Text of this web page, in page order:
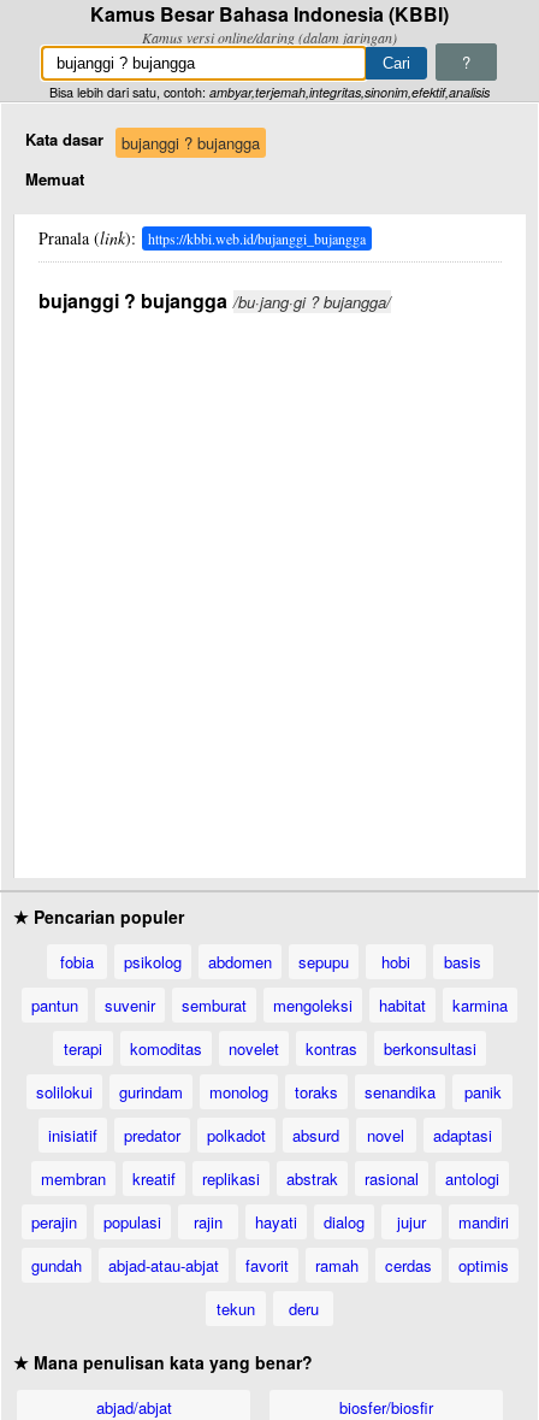
Kamus Besar Bahasa Indonesia (KBBI)
Kamus versi online/daring (dalam jaringan)
?
Bisa lebih dari satu, contoh: ambyar,terjemah,integritas,sinonim,efektif,analisis
Kata dasar
bujanggi ? bujangga
Memuat
Pranala (link): https://kbbi.web.id/bujanggi_bujangga
bujanggi ? bujangga /bu·jang·gi ? bujangga/
★ Pencarian populer
fobia psikolog abdomen sepupu hobi
basis
pantun
suvenir semburat mengoleksi habitat
karmina
terapi
komoditas novelet kontras
berkonsultasi
solilokui
gurindam monolog toraks senandika
panik
inisiatif
predator polkadot absurd novel
adaptasi
membran
kreatif replikasi abstrak rasional
antologi
perajin
populasi rajin hayati dialog jujur
mandiri
gundah
abjad-atau-abjat favorit ramah cerdas
optimis
tekun
deru
★ Mana penulisan kata yang benar?
abjad/abjat
biosfer/biosfir